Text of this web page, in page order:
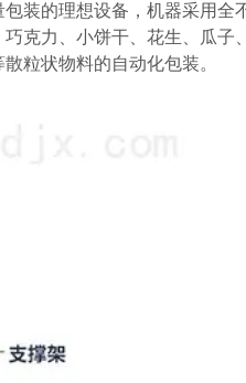
装的理想设备，机器采用全
克力、小饼干、花生、瓜子
粒状物料的自动化包装。